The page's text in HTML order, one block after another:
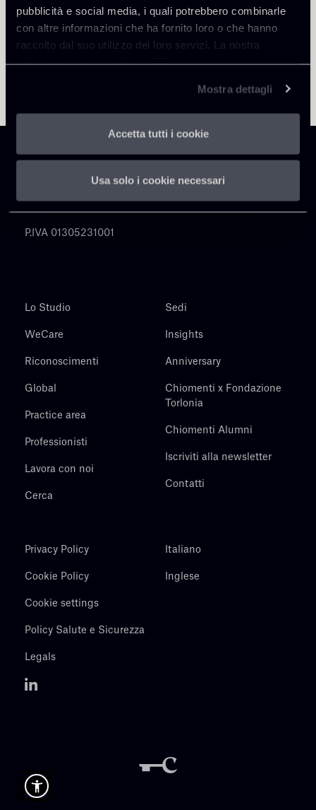
pubblicità e social media, i quali potrebbero combinarle
con altre informazioni che ha fornito loro o che hanno
raccolto dal suo utilizzo dei loro servizi. La nostra
informativa privacy è disponibilequi.
Mostra dettagli
Accetta tutti i cookie
Usa solo i cookie necessari
P.IVA 01305231001
Lo Studio
WeCare
Riconoscimenti
Global
Practice area
Professionisti
Lavora con noi
Cerca
Sedi
Insights
Anniversary
Chiomenti x Fondazione
Torlonia
Chiomenti Alumni
Iscriviti alla newsletter
Contatti
Privacy Policy
Cookie Policy
Cookie settings
Policy Salute e Sicurezza
Legals
Italiano
Inglese